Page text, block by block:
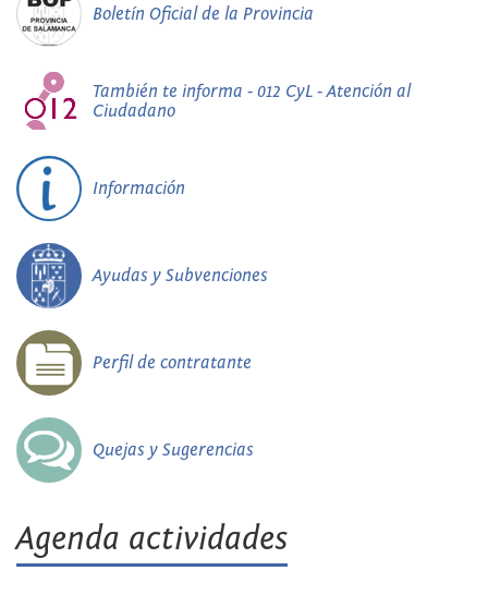
Boletín Oficial de la Provincia
También te informa - 012 CyL - Atención al
Ciudadano
Información
Ayudas y Subvenciones
Perfil de contratante
Quejas y Sugerencias
Agenda actividades